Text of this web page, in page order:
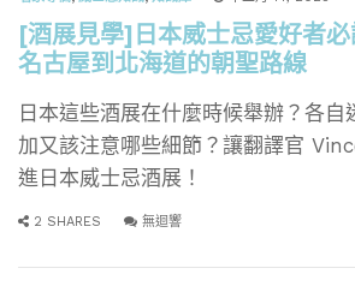
[酒展見學]日本威士忌愛好者
名古屋到北海道的朝聖路線
日本這些酒展在什麼時候舉辦？各自
加又該注意哪些細節？讓翻譯官
進日本威士忌酒展！
2 SHARES 無迴響